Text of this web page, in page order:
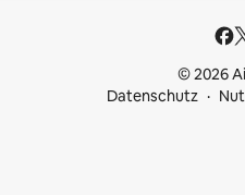
© 2026
Datenschutz